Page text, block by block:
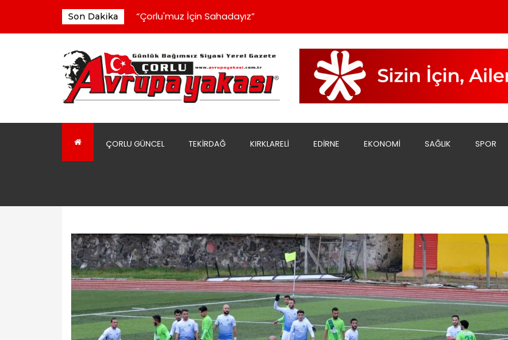
Son Dakika
Türkiye Atletizm Federasyonu Ile Protokol İmzalandı
Bu Okul 9 Yıldır Yapılacağı Günü Bekliyor
Çorluspor 1947 Yönetiminden Sert Açıklama;
Yeni Parti Yönetimi İlk Toplantısını Yaptı
“Çorlu'muz İçin Sahadayız”
ÇORLU GÜNCEL TEKIRDAĞ KIRKLARELI EDIRNE EKONOMI SAĞLIK SPOR